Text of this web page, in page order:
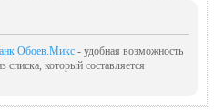
Обоев.Микс - удобная возможность
который составляется